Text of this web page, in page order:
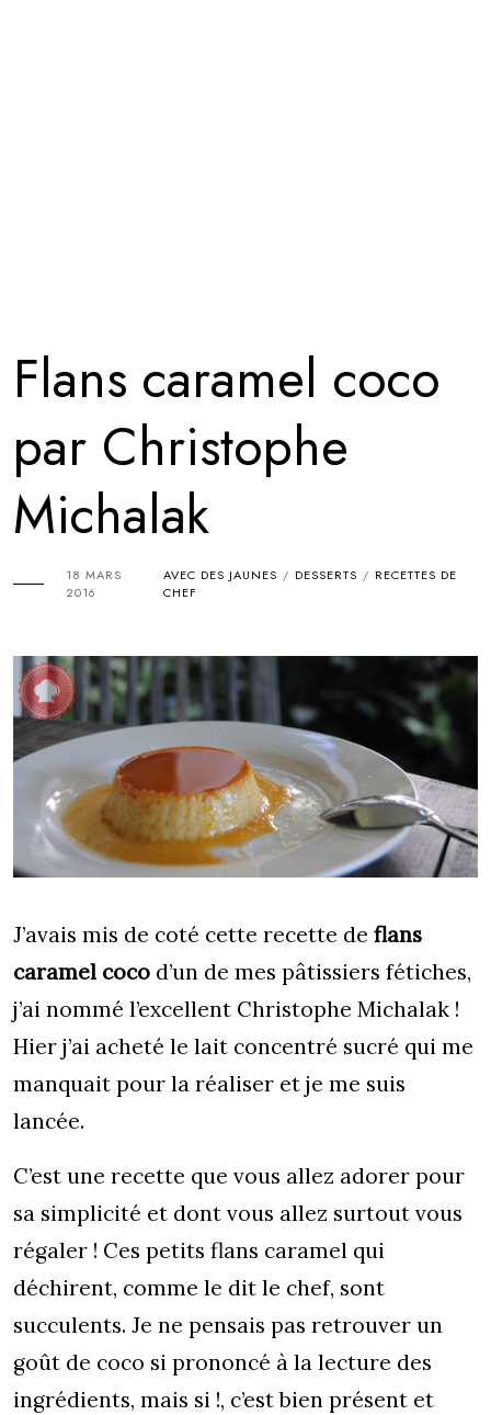
Flans caramel coco
par Christophe
Michalak
18 MARS
2016
AVEC DES JAUNES / DESSERTS / RECETTES DE
CHEF
J’avais mis de coté cette recette de flans
caramel coco d’un de mes pâtissiers fétiches,
j’ai nommé l’excellent Christophe Michalak !
Hier j’ai acheté le lait concentré sucré qui me
manquait pour la réaliser et je me suis
lancée.
C’est une recette que vous allez adorer pour
sa simplicité et dont vous allez surtout vous
régaler ! Ces petits flans caramel qui
déchirent, comme le dit le chef, sont
succulents. Je ne pensais pas retrouver un
goût de coco si prononcé à la lecture des
ingrédients, mais si !, c’est bien présent et